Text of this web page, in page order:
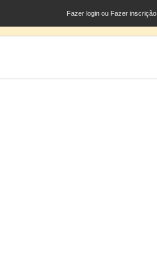
Fazer login ou Fazer inscrição